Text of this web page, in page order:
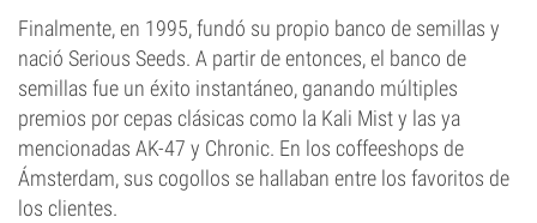
Finalmente, en 1995, fundó su propio banco de semillas y
nació Serious Seeds. A partir de entonces, el banco de
semillas fue un éxito instantáneo, ganando múltiples
premios por cepas clásicas como la Kali Mist y las ya
mencionadas AK-47 y Chronic. En los coffeeshops de
Ámsterdam, sus cogollos se hallaban entre los favoritos de
los clientes.